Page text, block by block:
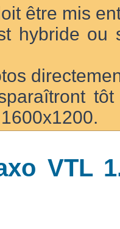
être mis
hybride ou
VTL